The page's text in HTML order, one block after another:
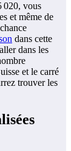
020, vous
et même de
dans cette
dans les
et le carré
trouver les